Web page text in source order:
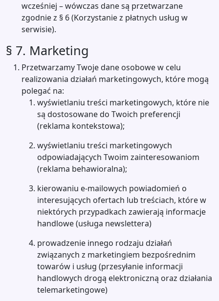
wcześniej – wówczas dane są przetwarzane
zgodnie z § 6 (Korzystanie z płatnych usług w
serwisie).
§ 7. Marketing
Przetwarzamy Twoje dane osobowe w celu
realizowania działań marketingowych, które mogą
polegać na:
wyświetlaniu treści marketingowych, które nie
są dostosowane do Twoich preferencji
(reklama kontekstowa);
wyświetlaniu treści marketingowych
odpowiadających Twoim zainteresowaniom
(reklama behawioralna);
kierowaniu e-mailowych powiadomień o
interesujących ofertach lub treściach, które w
niektórych przypadkach zawierają informacje
handlowe (usługa newslettera)
prowadzenie innego rodzaju działań
związanych z marketingiem bezpośrednim
towarów i usług (przesyłanie informacji
handlowych drogą elektroniczną oraz działania
telemarketingowe)